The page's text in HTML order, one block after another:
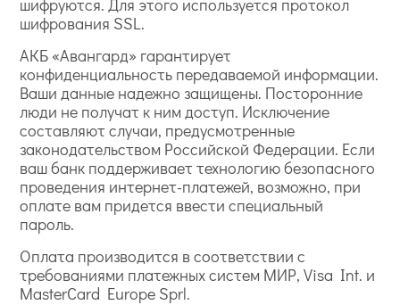
шифрования SSL.
АКБ «Авангард» гарантирует
конфиденциальность передаваемой информации.
Ваши данные надежно защищены. Посторонние
люди не получат к ним доступ. Исключение
составляют случаи, предусмотренные
законодательством Российской Федерации. Если
ваш банк поддерживает технологию безопасного
проведения интернет-платежей, возможно, при
оплате вам придется ввести специальный
пароль.
Оплата производится в соответствии с
требованиями платежных систем МИР, Visa Int. и
MasterCard Europe Sprl.